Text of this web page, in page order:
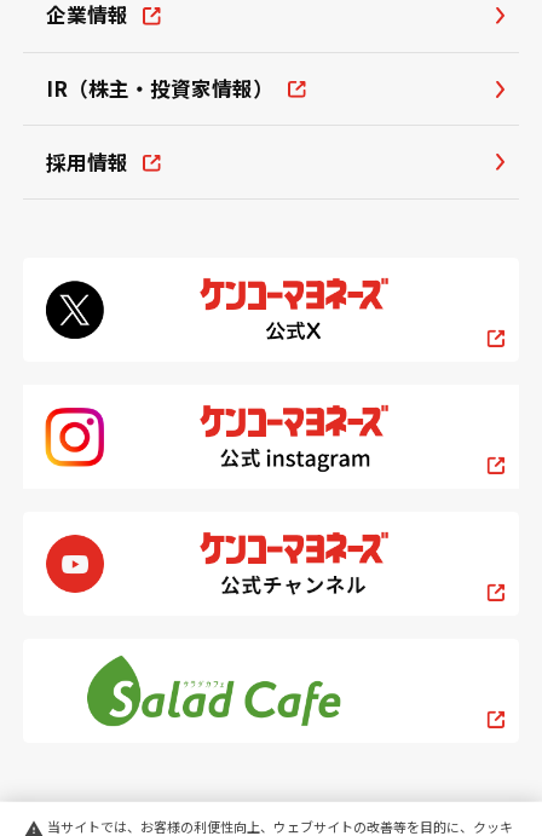
企業情報
IR（株主・投資家情報）
採用情報
warning 当サイトでは、お客様の利便性向上、ウェブサイトの改善等を目的に、クッキ